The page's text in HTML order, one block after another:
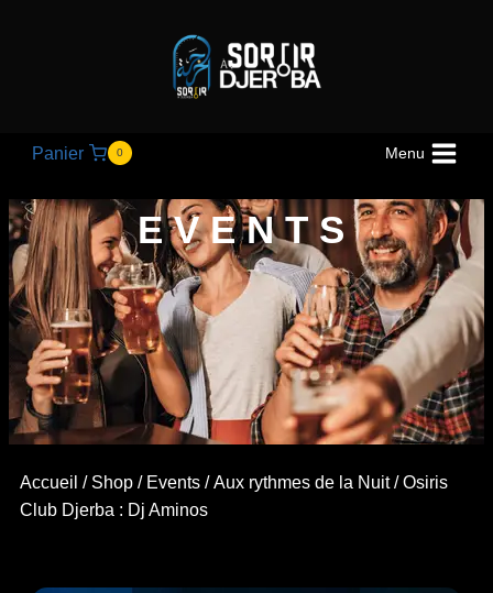
Panier 0 Menu
EVENTS
Accueil / Shop / Events /Aux rythmes de la Nuit/ Osiris
Club Djerba : Dj Aminos